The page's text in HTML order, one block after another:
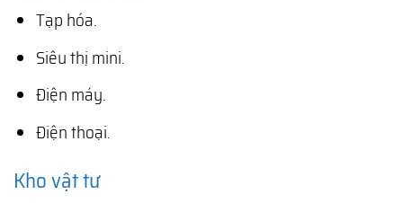
Tạp hóa.
Siêu thị mini.
Điện máy.
Điện thoại.
Kho vật tư